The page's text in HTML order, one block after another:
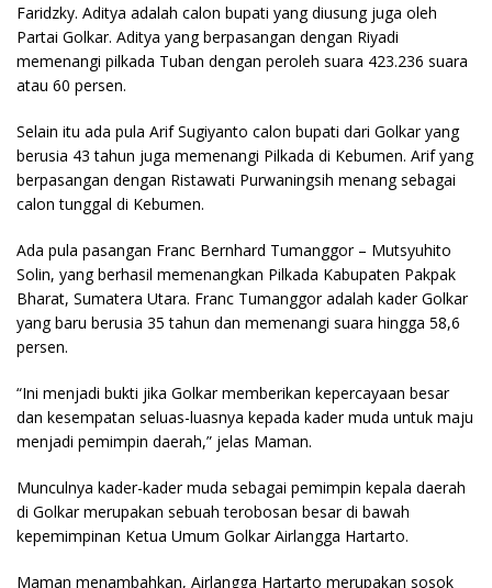
Faridzky. Aditya adalah calon bupati yang diusung juga oleh
Partai Golkar. Aditya yang berpasangan dengan Riyadi
memenangi pilkada Tuban dengan peroleh suara 423.236 suara
atau 60 persen.
Selain itu ada pula Arif Sugiyanto calon bupati dari Golkar yang
berusia 43 tahun juga memenangi Pilkada di Kebumen. Arif yang
berpasangan dengan Ristawati Purwaningsih menang sebagai
calon tunggal di Kebumen.
Ada pula pasangan Franc Bernhard Tumanggor – Mutsyuhito
Solin, yang berhasil memenangkan Pilkada Kabupaten Pakpak
Bharat, Sumatera Utara. Franc Tumanggor adalah kader Golkar
yang baru berusia 35 tahun dan memenangi suara hingga 58,6
persen.
“Ini menjadi bukti jika Golkar memberikan kepercayaan besar
dan kesempatan seluas-luasnya kepada kader muda untuk maju
menjadi pemimpin daerah,” jelas Maman.
Munculnya kader-kader muda sebagai pemimpin kepala daerah
di Golkar merupakan sebuah terobosan besar di bawah
kepemimpinan Ketua Umum Golkar Airlangga Hartarto.
Maman menambahkan, Airlangga Hartarto merupakan sosok